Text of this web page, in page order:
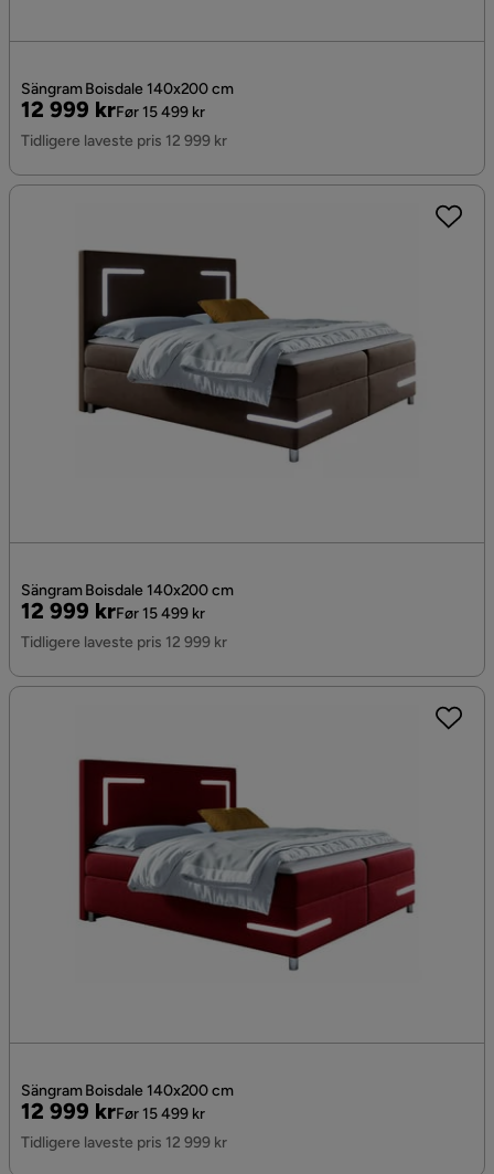
Sängram Boisdale 140x200 cm
Pris
12 999 kr
Original
Pris
Før 15 499 kr
Tidligere laveste pris 12 999 kr
Sängram Boisdale 140x200 cm
Pris
12 999 kr
Original
Pris
Før 15 499 kr
Tidligere laveste pris 12 999 kr
Sängram Boisdale 140x200 cm
Pris
12 999 kr
Original
Pris
Før 15 499 kr
Tidligere laveste pris 12 999 kr